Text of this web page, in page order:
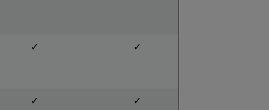
✓ ✓
✓ ✓